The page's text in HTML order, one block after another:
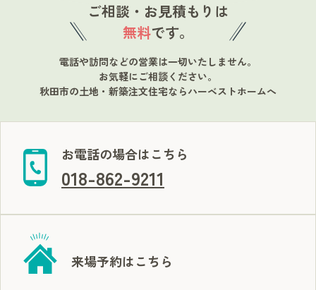
ご相談・お見積もりは
無料です。
電話や訪問などの営業は一切いたしません。
お気軽にご相談ください。
秋田市の土地・新築注文住宅ならハーベストホームへ
お電話の場合はこちら
018-862-9211
来場予約はこちら